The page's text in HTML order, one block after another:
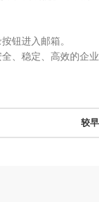
钮进入邮箱。
、稳定、高效的企业
较早